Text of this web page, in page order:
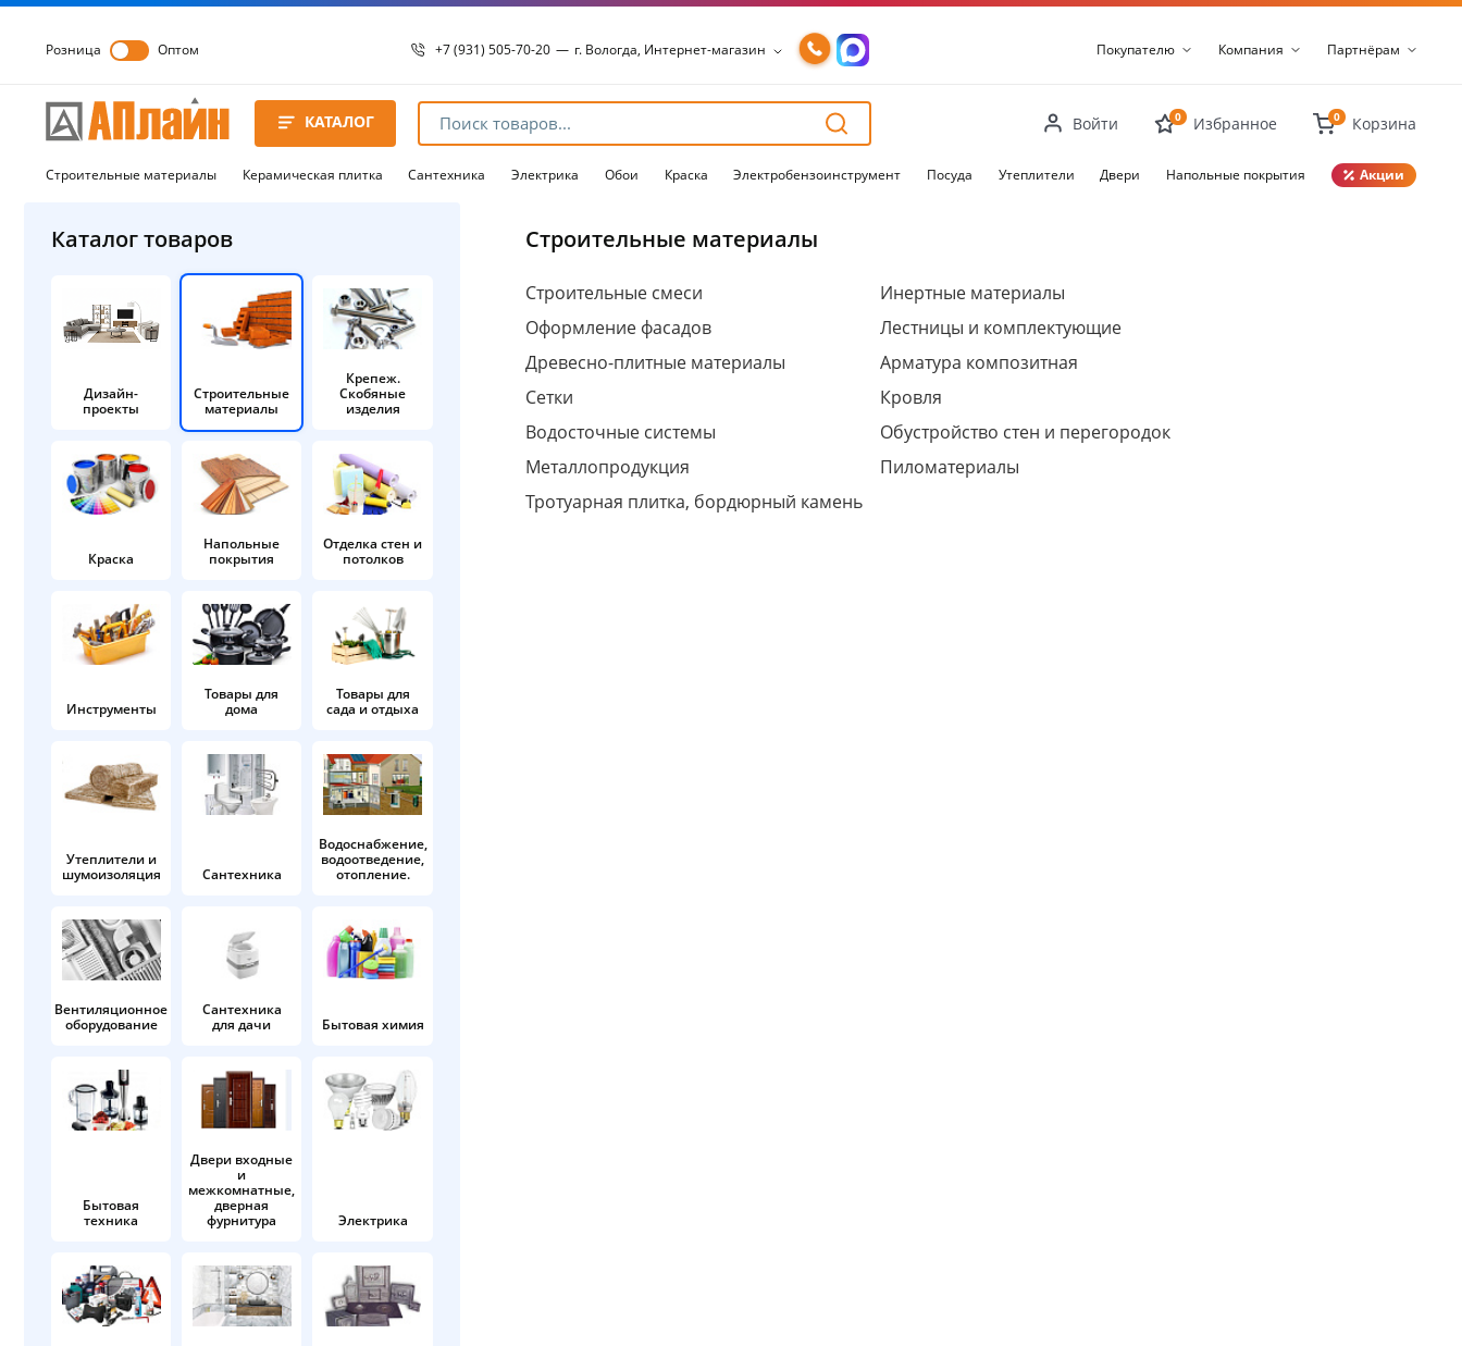
Розница Оптом +7 (931) 505-70-20 — г. Вологда, Интернет-магазин
8 8172 54-15-98
8 8172 54-15-96
г. Вологда, Пошехонское ш., 18
Покупателю Компания Партнёрам
КАТАЛОГ Войти 0 Избранное 0 Корзина
Строительные материалы Керамическая плитка Сантехника Электрика Обои Краска Электробензоинструмент Посуда Утеплители Двери Напольные покрытия Акции
Каталог товаров
Дизайн-
проекты
Строительные
материалы
Крепеж.
Скобяные
изделия
Краска
Напольные
покрытия
Отделка стен и
потолков
Инструменты
Товары для
дома
Товары для
сада и отдыха
Утеплители и
шумоизоляция
Сантехника
Водоснабжение,
водоотведение,
отопление.
Вентиляционное
оборудование
Сантехника
для дачи
Бытовая химия
Бытовая
техника
Двери входные
и
межкомнатные,
дверная
фурнитура
Электрика
Строительные материалы
Строительные смеси
Оформление фасадов
Древесно-плитные материалы
Сетки
Водосточные системы
Металлопродукция
Тротуарная плитка, бордюрный камень
Инертные материалы
Лестницы и комплектующие
Арматура композитная
Кровля
Обустройство стен и перегородок
Пиломатериалы
Для клиентов всех банков
Разбейтеоплату
на части
без переплат
График платежей